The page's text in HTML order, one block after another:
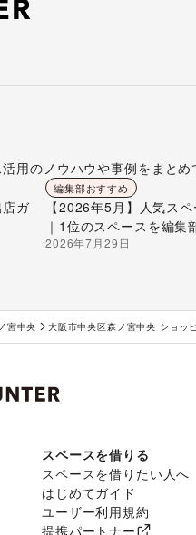
用のノウハウや事例をまとめ
店ガ
編集部おすすめ
【2026年5月】人気ス
｜1位のスペースを編集
2026年7月29日
宮中央 大阪市中央区森ノ宮中央 ショッ
スペースを借りる
スペースを借りたい人へ
はじめてガイド
ユーザー利用規約
提携パートナー